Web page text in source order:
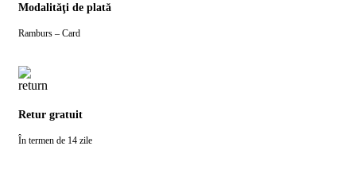
Modalităţi de plată
Ramburs – Card
Retur gratuit
În termen de 14 zile